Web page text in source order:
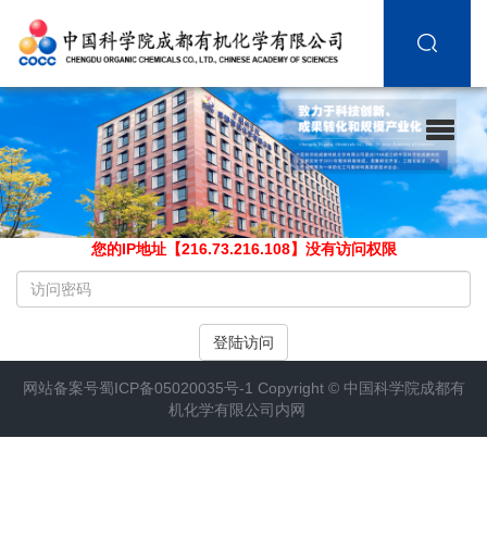
您的IP地址【216.73.216.108】没有访问权限
输
入
访
密
码
登陆访问
网站备案号蜀ICP备05020035号-1 Copyright © 中国科学院成都有
机化学有限公司内网